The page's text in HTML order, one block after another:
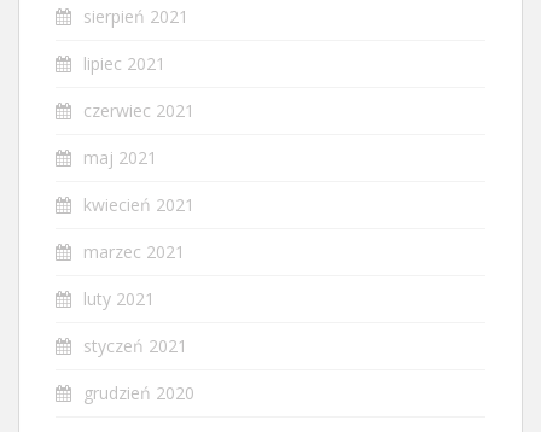
sierpień 2021
lipiec 2021
czerwiec 2021
maj 2021
kwiecień 2021
marzec 2021
luty 2021
styczeń 2021
grudzień 2020